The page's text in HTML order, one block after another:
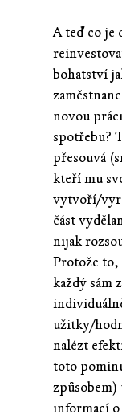
A teď co je
bohatství
novou
spotřebu?
přesouvá
kteří mu
vytvoří/
část
nijak
Protože
každý sám
užitky/
nalézt
toto
informací